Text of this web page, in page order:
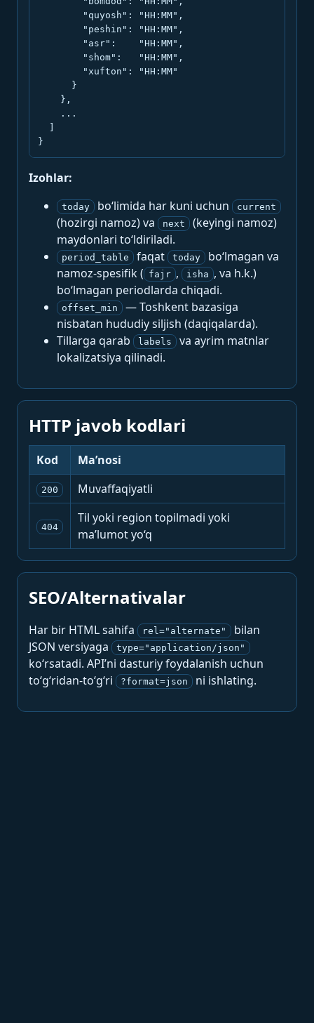
        "quyosh": "HH:MM",
        "peshin": "HH:MM",
        "asr":    "HH:MM",
        "shom":   "HH:MM",
        "xufton": "HH:MM"
      }
    },
    ...
}
Izohlar:
today bo‘limida har kuni uchun current
(hozirgi namoz) va next
(keyingi namoz)
maydonlari to‘ldiriladi.
period_table faqat today
bo‘lmagan va
namoz-spesifik ( fajr , isha , va h.k.)
bo‘lmagan periodlarda chiqadi.
offset_min
— Toshkent bazasiga
nisbatan hududiy siljish (daqiqalarda).
Tillarga qarab
labels
va ayrim matnlar
lokalizatsiya qilinadi.
HTTP javob kodlari
Kod Ma’nosi
200 Muvaffaqiyatli
404
Til yoki region topilmadi yoki
ma’lumot yo‘q
SEO/Alternativalar
Har bir HTML sahifa rel="alternate"
bilan
JSON versiyaga
type="application/json"
ko‘rsatadi. API’ni dasturiy foydalanish uchun
to‘g‘ridan-to‘g‘ri
?format=json ni ishlating.